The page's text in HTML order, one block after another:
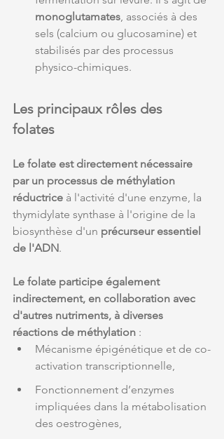
monoglutamates , associés à des
sels (calcium ou glucosamine) et
stabilisés par des processus
physico-chimiques.
Les principaux rôles des
folates
Le folate est directement nécessaire
par un processus de méthylation
réductrice à l'activité d'une enzyme, la
thymidylate synthase à l'origine de la
biosynthèse d'un précurseur essentiel
de l'ADN.
Le folate participe également
indirectement, en collaboration avec
d'autres nutriments, à diverses
réactions de méthylation :
Mécanisme épigénétique et de co-
activation transcriptionnelle,
Fonctionnement d’enzymes
impliquées dans la métabolisation
des oestrogènes,